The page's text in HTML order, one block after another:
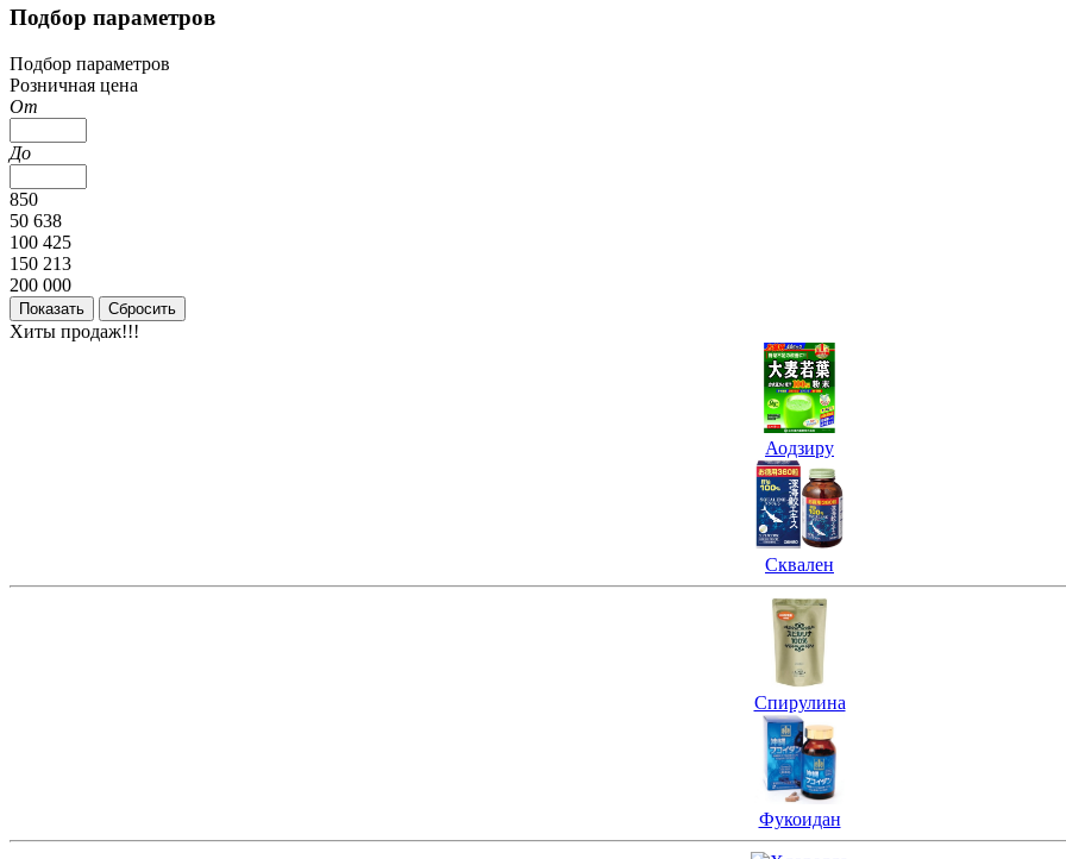
Подбор параметров
Подбор параметров
Розничная цена
От
До
850
50 638
100 425
150 213
200 000
Хиты продаж!!!
Аодзиру
Сквален
Спирулина
Фукоидан